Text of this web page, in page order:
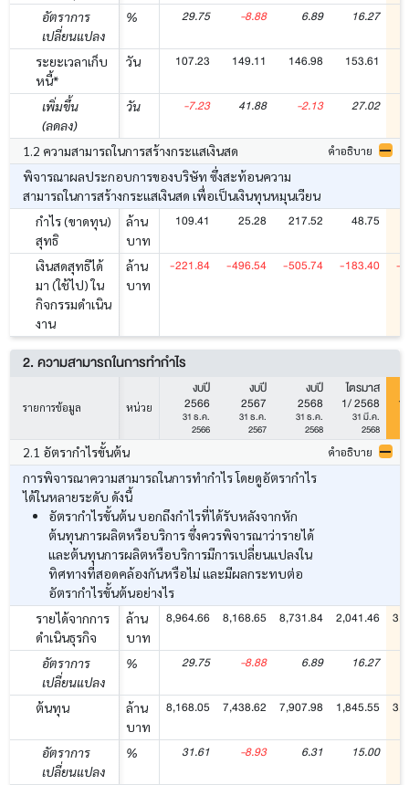
อัตราการ
เปลี่ยนแปลง
% 29.75 -8.88 6.89 16.27
ระยะเวลาเก็บ
หนี้*
วัน 107.23 149.11 146.98 153.61
เพิ่มขึ้น
(ลดลง)
วัน -7.23 41.88 -2.13 27.02
1.2 ความสามารถในการสร้างกระแสเงินสด คำอธิบาย
พิจารณาผลประกอบการของบริษัท ซึ่งสะท้อนความ
สามารถในการสร้างกระแสเงินสด เพื่อเป็นเงินทุนหมุนเวียน
กำไร (ขาดทุน)
สุทธิ
ล้าน
บาท
109.41 25.28 217.52 48.75
เงินสดสุทธิได้
มา (ใช้ไป) ใน
กิจกรรมดำเนิน
งาน
ล้าน
บาท
-221.84 -496.54 -505.74 -183.40 -
2. ความสามารถในการทำกำไร
รายการข้อมูล หน่วย
งบปี
2566
31 ธ.ค.
2566
งบปี
2567
31 ธ.ค.
2567
งบปี
2568
31 ธ.ค.
2568
ไตรมาส
1/ 2568
31 มี.ค.
2568
2.1 อัตรากำไรขั้นต้น คำอธิบาย
การพิจารณาความสามารถในการทำกำไร โดยดูอัตรากำไร
ได้ในหลายระดับ ดังนี้
อัตรากำไรขั้นต้น บอกถึงกำไรที่ได้รับหลังจากหัก
ต้นทุนการผลิตหรือบริการ ซึ่งควรพิจารณาว่ารายได้
และต้นทุนการผลิตหรือบริการมีการเปลี่ยนแปลงใน
ทิศทางที่สอดคล้องกันหรือไม่ และมีผลกระทบต่อ
อัตรากำไรขั้นต้นอย่างไร
รายได้จากการ
ดำเนินธุรกิจ
ล้าน
บาท
8,964.66 8,168.65 8,731.84 2,041.46
อัตราการ
เปลี่ยนแปลง
% 29.75 -8.88 6.89 16.27
ต้นทุน
ล้าน
บาท
8,168.05 7,438.62 7,907.98 1,845.55
อัตราการ
เปลี่ยนแปลง
% 31.61 -8.93 6.31 15.00